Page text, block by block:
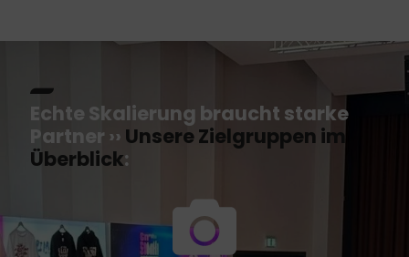
Echte Skalierung braucht starke
Partner ›› Unsere Zielgruppen im
Überblick: